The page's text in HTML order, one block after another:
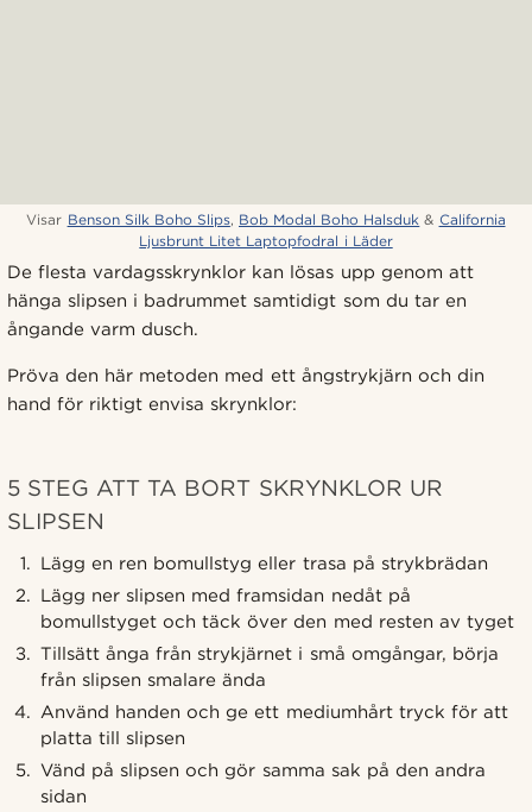
Visar Benson Silk Boho Slips, Bob Modal Boho Halsduk & California
Ljusbrunt Litet Laptopfodral i Läder
De flesta vardagsskrynklor kan lösas upp genom att
hänga slipsen i badrummet samtidigt som du tar en
ångande varm dusch.
Pröva den här metoden med ett ångstrykjärn och din
hand för riktigt envisa skrynklor:
5 STEG ATT TA BORT SKRYNKLOR UR
SLIPSEN
Lägg en ren bomullstyg eller trasa på strykbrädan
Lägg ner slipsen med framsidan nedåt på
bomullstyget och täck över den med resten av tyget
Tillsätt ånga från strykjärnet i små omgångar, börja
från slipsen smalare ända
Använd handen och ge ett mediumhårt tryck för att
platta till slipsen
Vänd på slipsen och gör samma sak på den andra
sidan